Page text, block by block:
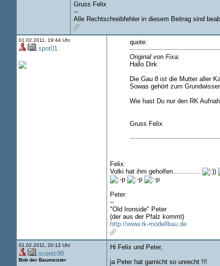
Gruss Felix
--
Alle Rechtschreibfehler in diesem Beitrag sind
01.02.2011, 19:44 Uhr
spot01
quote:
Original von Fixa:
Hallo Dirk
Die Gau 8 ist die Mutter aller
Sowas gehört zum
Wie hast Du nur den RK
Gruss Felix
Felix:
Volki hat ihm geholfen...............
Peter
--
"Old Ironside" Peter
(der aus der Pfalz kommt)
http://www.rk-modellbau.de
01.02.2011, 20:12 Uhr
scenic99
Bob der Baumeister
Hi Felix und Peter,
ja Peter hat garnicht so unrecht !!!